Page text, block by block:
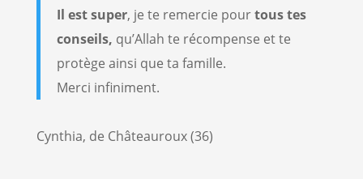
Il est super, je te remercie pourtous tes
conseils, qu’Allah te récompense et te
protège ainsi que ta famille.
Merci infiniment.
Cynthia, de Châteauroux (36)